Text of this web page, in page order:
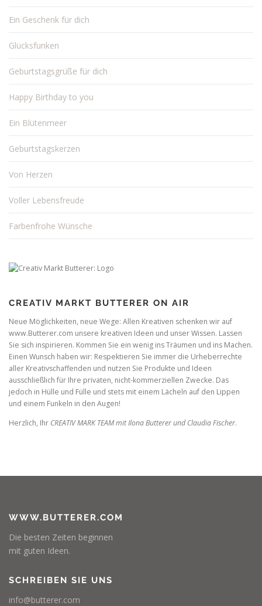
Ein Geschenk für dich
Glücksfunken
Geburtstagsgrüße für dich
Happy Birthday to you
Ein Blütenmeer
Geburtstagskerzen
Von Herzen
Voller Lebensfreude
Farbenfrohe Wünsche
CREATIV MARKT BUTTERER ON AIR
Neue Möglichkeiten, neue Wege: Allen Kreativen schenken wir auf
www.Butterer.com unsere kreativen Ideen und unser Wissen. Lassen
Sie sich inspirieren. Kommen Sie ein wenig ins Träumen und ins Machen.
Einen Wunsch haben wir: Respektieren Sie immer die Urheberrechte
aller Kreativschaffenden und nutzen Sie Produkte und Ideen
ausschließlich für Ihre privaten, nicht-kommerziellen Zwecke. Das
jedoch in Hülle und Fülle und stets mit einem Lächeln auf den Lippen
und einem Funkeln in den Augen!
Herzlich, Ihr CREATIV MARK TEAM mit Ilona Butterer und Claudia Fischer.
WWW.BUTTERER.COM
Die besten Zeiten beginnen
mit guten Ideen.
SCHREIBEN SIE UNS
info@butterer.com